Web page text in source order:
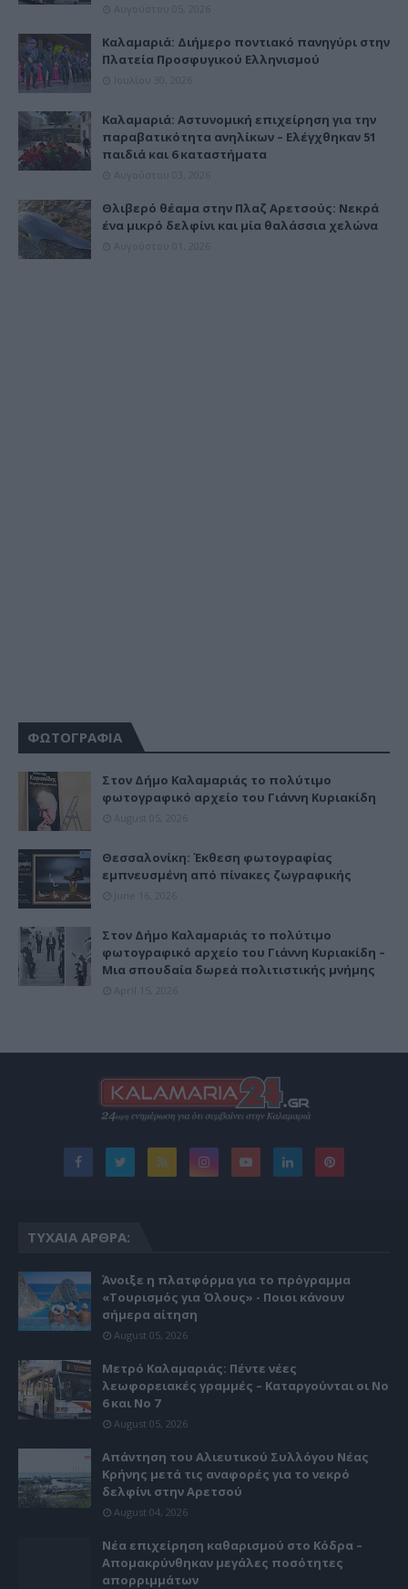
Καλαμαριά: Διήμερο ποντιακό πανηγύρι στην
Πλατεία Προσφυγικού Ελληνισμού
Καλαμαριά: Αστυνομική επιχείρηση για την
παραβατικότητα ανηλίκων – Ελέγχθηκαν 51
παιδιά και 6 καταστήματα
Θλιβερό θέαμα στην Πλαζ Αρετσούς: Νεκρά
ένα μικρό δελφίνι και μία θαλάσσια χελώνα
ΦΩΤΟΓΡΑΦΙΑ
Στον Δήμο Καλαμαριάς το πολύτιμο
φωτογραφικό αρχείο του Γιάννη Κυριακίδη
Θεσσαλονίκη: Έκθεση φωτογραφίας
εμπνευσμένη από πίνακες ζωγραφικής
Στον Δήμο Καλαμαριάς το πολύτιμο
φωτογραφικό αρχείο του Γιάννη Κυριακίδη –
Μια σπουδαία δωρεά πολιτιστικής μνήμης
ΤΥΧΑΊΑ ΆΡΘΡΑ:
Άνοιξε η πλατφόρμα για το πρόγραμμα
«Τουρισμός για Όλους» - Ποιοι κάνουν
σήμερα αίτηση
August 05, 2026
Μετρό Καλαμαριάς: Πέντε νέες
λεωφορειακές γραμμές – Καταργούνται οι Νο
6 και Νο 7
August 05, 2026
Απάντηση του Αλιευτικού Συλλόγου Νέας
Κρήνης μετά τις αναφορές για το νεκρό
δελφίνι στην Αρετσού
August 04, 2026
Νέα επιχείρηση καθαρισμού στο Κόδρα –
Απομακρύνθηκαν μεγάλες ποσότητες
απορριμμάτων